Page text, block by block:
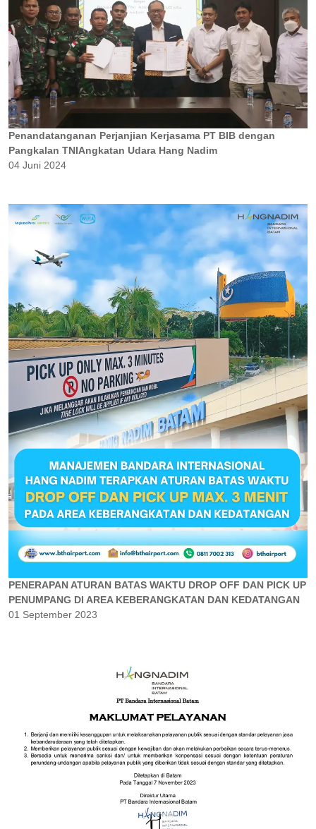
Penandatanganan Perjanjian Kerjasama PT BIB dengan
Pangkalan TNIAngkatan Udara Hang Nadim
04 Juni 2024
PENERAPAN ATURAN BATAS WAKTU DROP OFF DAN PICK UP
PENUMPANG DI AREA KEBERANGKATAN DAN KEDATANGAN
01 September 2023